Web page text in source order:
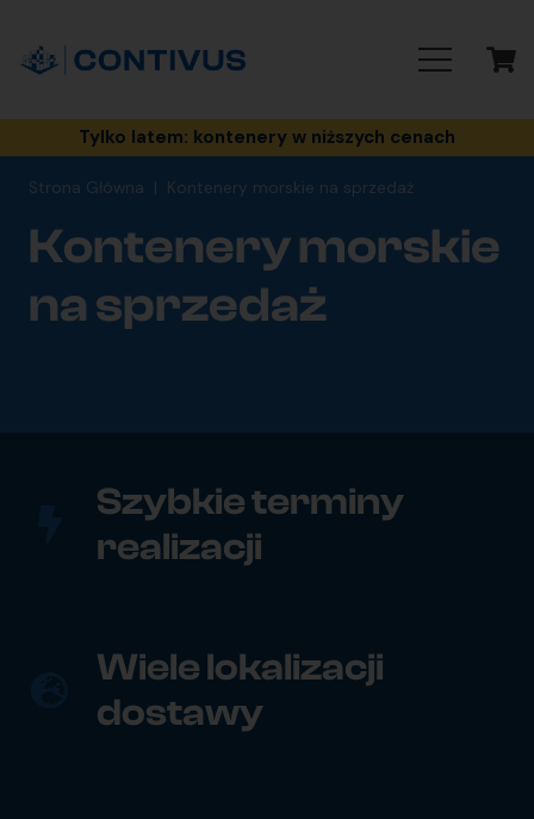
Tylko latem: kontenery w niższych cenach
Strona Główna | Kontenery morskie na sprzedaż
Kontenery morskie
na sprzedaż
Szybkie terminy
realizacji
Wiele lokalizacji
dostawy